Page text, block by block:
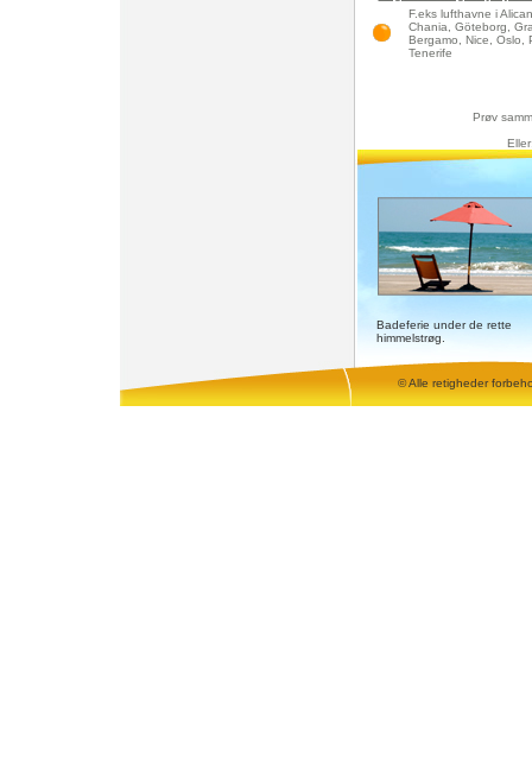
F.eks lufthavne i
Chania, Göteborg,
Bergamo, Nice, Oslo,
Tenerife
Prøv
Badeferie under de rette
himmelstrøg.
© Alle retigheder